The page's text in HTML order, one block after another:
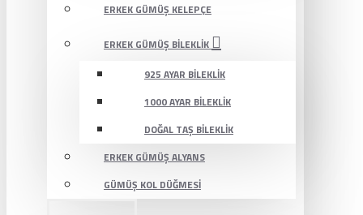
ERKEK GÜMÜŞ KELEPÇE
ERKEK GÜMÜŞ BILEKLIK
925 AYAR BILEKLIK
1000 AYAR BILEKLIK
DOĞAL TAŞ BILEKLIK
ERKEK GÜMÜŞ ALYANS
GÜMÜŞ KOL DÜĞMESI